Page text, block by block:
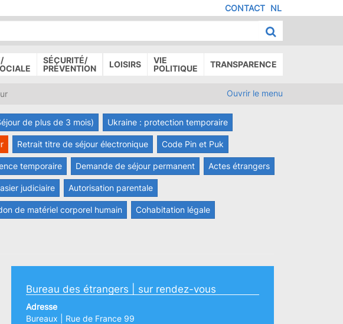
NL
MENU
DE
PAGE
CONTACT
SÉCURITÉ/
PRÉVENTION
LOISIRS
VIE
POLITIQUE
TRANSPARENCE
Ouvrir le menu
de plus de 3 mois) Ukraine : protection temporaire
Retrait titre de séjour électronique Code Pin et Puk
temporaire Demande de séjour permanent Actes étrangers
judiciaire Autorisation parentale
de matériel corporel humain Cohabitation légale
Bureau des étrangers | sur rendez-vous
Adresse
Bureaux | Rue de France 99